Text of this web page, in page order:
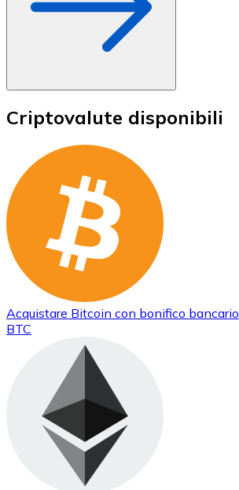
Criptovalute disponibili
Acquistare Bitcoin con bonifico bancario
BTC